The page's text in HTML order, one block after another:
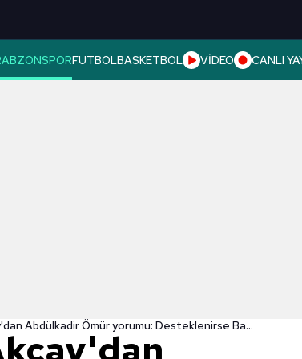
FUTBOLBASKETBOL VİDEO CANLI
Mustafa Reşit Akçay'dan Abdülkadir Ömür yorumu: Desteklenirse Barça’da oynar